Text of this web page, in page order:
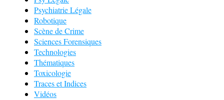
Psychiatrie Légale
Robotique
Scène de Crime
Sciences Forensiques
Technologies
Thématiques
Toxicologie
Traces et Indices
Vidéos